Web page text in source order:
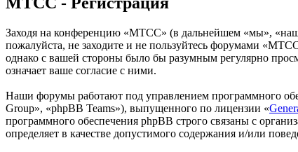
Заходя на конференцию «МТСС» (в дальнейшем «мы»,
пожалуйста, не заходите и не пользуйтесь форумами
однако с вашей стороны было бы разумным регулярно
означает ваше согласие с ними.
Наши форумы работают под управлением программного
Group», «phpBB Teams»), выпущенного по лицензии «
программного обеспечения phpBB строго связаны с
определяет в качестве допустимого содержания и/или